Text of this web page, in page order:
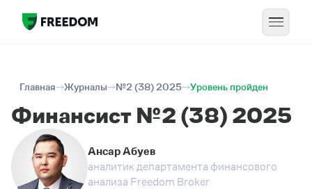
Главная Журналы №2 (38) 2025 Уровень пройден
Финансист №2 (38) 2025
Ансар Абуев
аналитик департамента финансового
анализа Freedom Broker